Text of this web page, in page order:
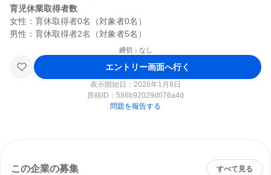
育児休業取得者数
女性：育休取得者0名（対象者0名）
締切：なし
エントリー画面へ行く
表示開始日：2026年1月8日
原稿ID： 586b92029d076a4d
問題を報告する
この企業の募集 すべて見る